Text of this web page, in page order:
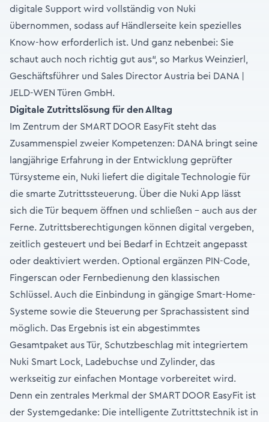
digitale Support wird vollständig von Nuki
übernommen, sodass auf Händlerseite kein spezielles
Know-how erforderlich ist. Und ganz nebenbei: Sie
schaut auch noch richtig gut aus“, so Markus Weinzierl,
Geschäftsführer und Sales Director Austria bei DANA |
JELD-WEN Türen GmbH.
Digitale Zutrittslösung für den Alltag
Im Zentrum der SMART DOOR EasyFit steht das
Zusammenspiel zweier Kompetenzen: DANA bringt seine
langjährige Erfahrung in der Entwicklung geprüfter
Türsysteme ein, Nuki liefert die digitale Technologie für
die smarte Zutrittssteuerung. Über die Nuki App lässt
sich die Tür bequem öffnen und schließen – auch aus der
Ferne. Zutrittsberechtigungen können digital vergeben,
zeitlich gesteuert und bei Bedarf in Echtzeit angepasst
oder deaktiviert werden. Optional ergänzen PIN-Code,
Fingerscan oder Fernbedienung den klassischen
Schlüssel. Auch die Einbindung in gängige Smart-Home-
Systeme sowie die Steuerung per Sprachassistent sind
möglich. Das Ergebnis ist ein abgestimmtes
Gesamtpaket aus Tür, Schutzbeschlag mit integriertem
Nuki Smart Lock, Ladebuchse und Zylinder, das
werkseitig zur einfachen Montage vorbereitet wird.
Denn ein zentrales Merkmal der SMART DOOR EasyFit ist
der Systemgedanke: Die intelligente Zutrittstechnik ist in